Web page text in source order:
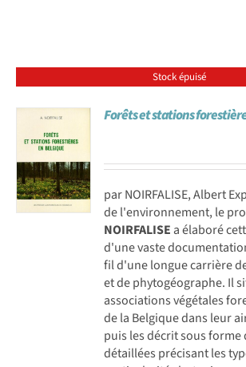
Stock épuisé
Forêts et stations
par NOIRFALISE, Albert
de l'environnement, le
NOIRFALISE a élaboré
d'une vaste
fil d'une longue carrière
et de phytogéographe. Il
associations végétales
de la Belgique dans leur
puis les décrit sous forme
détaillées précisant les